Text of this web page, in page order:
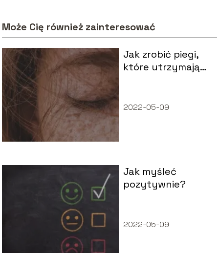
Może Cię również zainteresować
Jak zrobić piegi,
które utrzymają
2022-05-09
Jak myśleć
pozytywnie?
2022-05-09